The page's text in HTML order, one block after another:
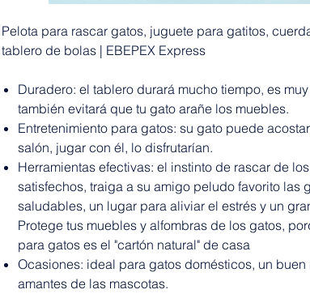
Pelota para rascar gatos, juguete para gatitos,
tablero de bolas | EBEPEX Express
Duradero: el tablero durará mucho tiempo, es
también evitará que tu gato arañe los muebles.
Entretenimiento para gatos: su gato puede
salón, jugar con él, lo disfrutarían.
Herramientas efectivas: el instinto de rascar de
satisfechos, traiga a su amigo peludo favorito las
saludables, un lugar para aliviar el estrés y un
Protege tus muebles y alfombras de los gatos,
para gatos es el "cartón natural" de casa
Ocasiones: ideal para gatos domésticos, un
amantes de las mascotas.